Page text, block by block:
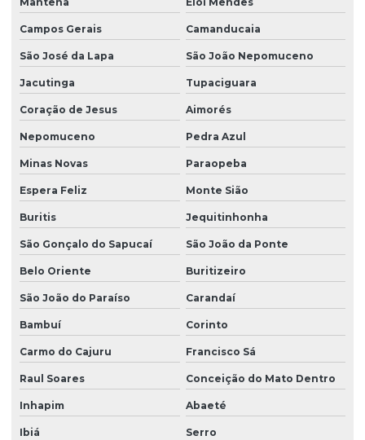
Campos Gerais Camanducaia
São José da Lapa São João Nepomuceno
Jacutinga Tupaciguara
Coração de Jesus Aimorés
Nepomuceno Pedra Azul
Minas Novas Paraopeba
Espera Feliz Monte Sião
Buritis Jequitinhonha
São Gonçalo do Sapucaí São João da Ponte
Belo Oriente Buritizeiro
São João do Paraíso Carandaí
Bambuí Corinto
Carmo do Cajuru Francisco Sá
Raul Soares Conceição do Mato Dentro
Inhapim Abaeté
Ibiá Serro